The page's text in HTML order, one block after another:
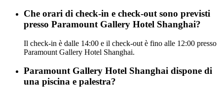
Che orari di check-in e check-out sono previsti
presso Paramount Gallery Hotel Shanghai?
Il check-in è dalle 14:00 e il check-out è fino alle 12:00 presso
Paramount Gallery Hotel Shanghai.
Paramount Gallery Hotel Shanghai dispone di
una piscina e palestra?